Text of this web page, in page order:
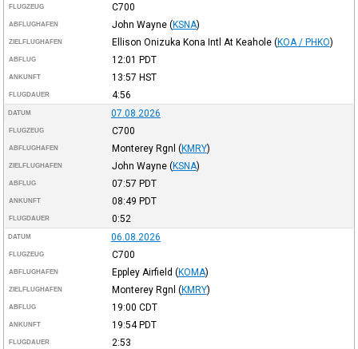
FLUGZEUG C700
ABFLUGHAFEN John Wayne (KSNA)
ZIELFLUGHAFEN Ellison Onizuka Kona Intl At Keahole (KOA / PHKO)
ABFLUG 12:01 PDT
ANKUNFT 13:57 HST
FLUGDAUER 4:56
DATUM 07.08.2026
FLUGZEUG C700
ABFLUGHAFEN Monterey Rgnl (KMRY)
ZIELFLUGHAFEN John Wayne (KSNA)
ABFLUG 07:57 PDT
ANKUNFT 08:49 PDT
FLUGDAUER 0:52
DATUM 06.08.2026
FLUGZEUG C700
ABFLUGHAFEN Eppley Airfield (KOMA)
ZIELFLUGHAFEN Monterey Rgnl (KMRY)
ABFLUG 19:00 CDT
ANKUNFT 19:54PDT
FLUGDAUER 2:53